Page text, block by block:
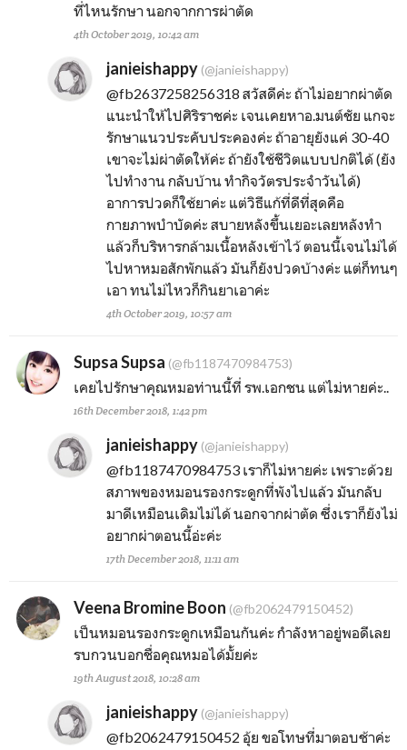
ที่ไหนรักษา นอกจากการผ่าตัด
4th October 2019, 10:42 am
janieishappy(@janieishappy)
@fb2637258256318 สวัสดีค่ะ ถ้าไม่อยากผ่าตัด
แนะนำให้ไปศิริราชค่ะ เจนเคยหาอ.มนต์ชัย แกจะ
รักษาแนวประคับประคองค่ะ ถ้าอายุยังแค่ 30-40
เขาจะไม่ผ่าตัดให้ค่ะ ถ้ายังใช้ชีวิตแบบปกติได้ (ยัง
ไปทำงาน กลับบ้าน ทำกิจวัตรประจำวันได้)
อาการปวดก็ใช้ยาค่ะ แต่วิธีแก้ที่ดีที่สุดคือ
กายภาพบำบัดค่ะ สบายหลังขึ้นเยอะเลยหลังทำ
แล้วก็บริหารกล้ามเนื้อหลังเข้าไว้ ตอนนี้เจนไม่ได้
ไปหาหมอสักพักแล้ว มันก็ยังปวดบ้างค่ะ แต่ก็ทนๆ
เอา ทนไม่ไหวก็กินยาเอาค่ะ
4th October 2019, 10:57 am
Supsa Supsa (@fb1187470984753)
เคยไปรักษาคุณหมอท่านนี้ที่ รพ.เอกชน แต่ไม่หายค่ะ..
16th December 2018, 1:42 pm
janieishappy(@janieishappy)
@fb1187470984753เราก็ไม่หายค่ะ เพราะด้วย
สภาพของหมอนรองกระดูกที่พังไปแล้ว มันกลับ
มาดีเหมือนเดิมไม่ได้ นอกจากผ่าตัด ซึ่งเราก็ยังไม่
อยากผ่าตอนนี้อ่ะค่ะ
17th December 2018, 11:11 am
Veena Bromine Boon (@fb2062479150452)
เป็นหมอนรองกระดูกเหมือนกันค่ะ กำลังหาอยู่พอดีเลย
รบกวนบอกชื่อคุณหมอได้มั้ยค่ะ
19th August 2018, 10:28 am
janieishappy(@janieishappy)
@fb2062479150452 อุ้ย ขอโทษที่มาตอบช้าค่ะ